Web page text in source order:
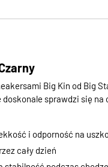
Big Kin od Big
sprawdzi się na
i odporność na
cały dzień